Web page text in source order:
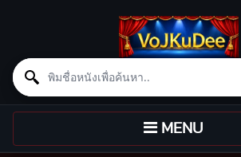
Search for:
Skip to content
TOGGLE
NAVIGATION
MENU